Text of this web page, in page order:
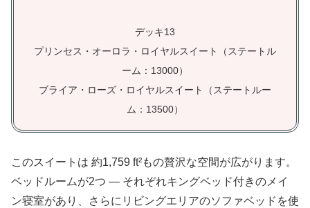
デッキ13
プリンセス・オーロラ・ロイヤルスイート（ステートル
ーム：13000）
ブライア・ローズ・ロイヤルスイート（ステートルー
ム：13500）
このスイートは 約1,759 ft²もの贅沢な空間が広がります。
ベッドルームが2つ — それぞれキングベッド付きのメイ
ン寝室があり、さらにリビングエリアのソファベッドを使